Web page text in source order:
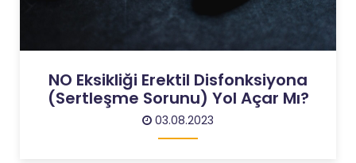
NO Eksikliği Erektil Disfonksiyona
(Sertleşme Sorunu) Yol Açar Mı?
03.08.2023